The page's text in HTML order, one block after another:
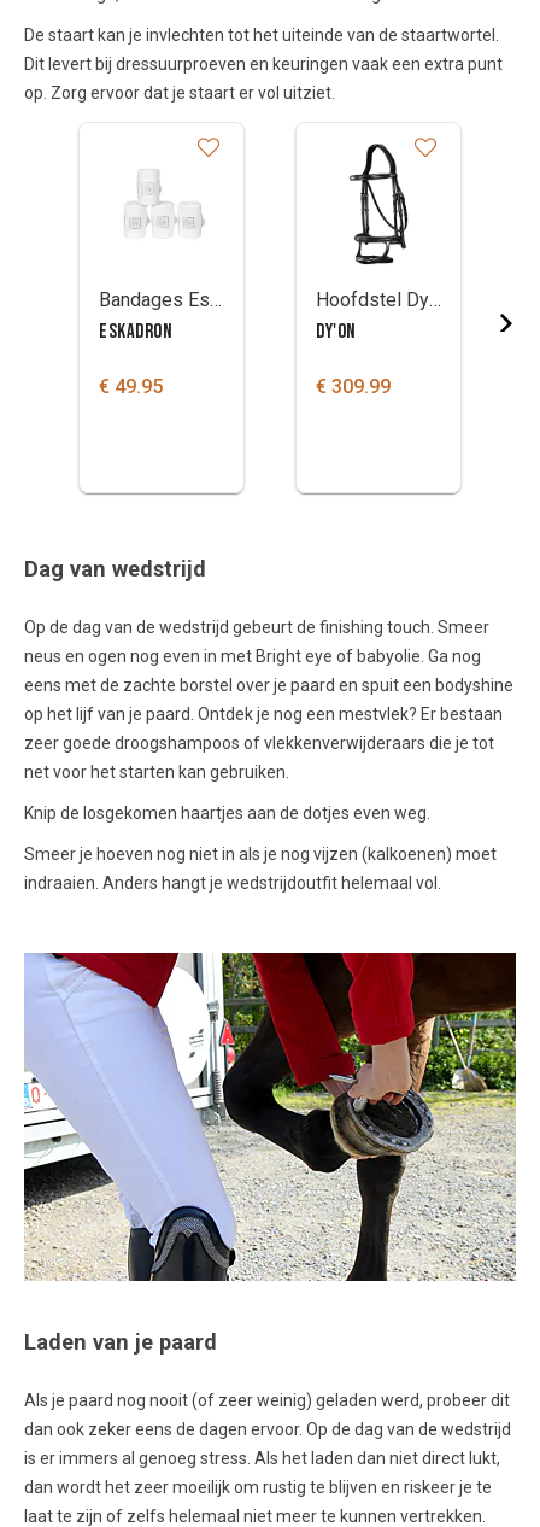
De staart kan je invlechten tot het uiteinde van de staartwortel.
Dit levert bij dressuurproeven en keuringen vaak een extra punt
op. Zorg ervoor dat je staart er vol uitziet.
Bandages Eskadron platinum pure mesh
ESKADRON
€ 49.95
Hoofdstel Dy'On met dubbele neusband
DY'ON
€ 309.99
Dag van wedstrijd
Op de dag van de wedstrijd gebeurt de finishing touch. Smeer
neus en ogen nog even in met Bright eye of babyolie. Ga nog
eens met de zachte borstel over je paard en spuit een bodyshine
op het lijf van je paard. Ontdek je nog een mestvlek? Er bestaan
zeer goede droogshampoos of vlekkenverwijderaars die je tot
net voor het starten kan gebruiken.
Knip de losgekomen haartjes aan de dotjes even weg.
Smeer je hoeven nog niet in als je nog vijzen (kalkoenen) moet
indraaien. Anders hangt je wedstrijdoutfit helemaal vol.
Laden van je paard
Als je paard nog nooit (of zeer weinig) geladen werd, probeer dit
dan ook zeker eens de dagen ervoor. Op de dag van de wedstrijd
is er immers al genoeg stress. Als het laden dan niet direct lukt,
dan wordt het zeer moeilijk om rustig te blijven en riskeer je te
laat te zijn of zelfs helemaal niet meer te kunnen vertrekken.